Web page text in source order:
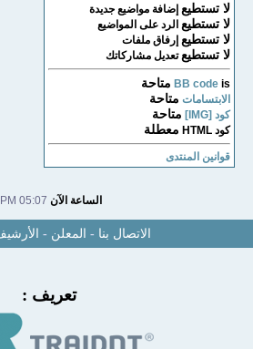
لا تستطيعإضافة مواضيع جديدة
لا تستطيعالرد على المواضيع
لا تستطيعإرفاق ملفات
لا تستطيعتعديل مشاركاتك
BB codeis متاحة
الابتسامات متاحة
كود [IMG] متاحة
كود HTML معطلة
قوانين المنتدى
الساعة الآن05:07 PM
.
الاتصال بنا-المعلن-الأرشيف
تعريف :